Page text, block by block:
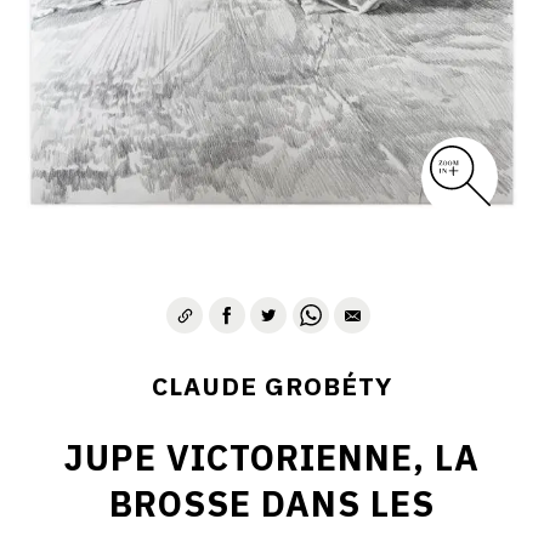
CLAUDE GROBÉTY
JUPE VICTORIENNE, LA
BROSSE DANS LES